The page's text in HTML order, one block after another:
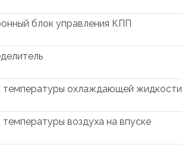
блок управления КПП
температуры охлаждающей жидкости
воздуха на впуске